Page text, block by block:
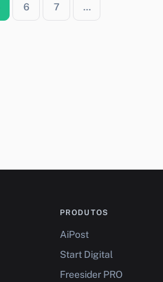
6 7 …
PRODUTOS
AiPost
Start Digital
Freesider PRO